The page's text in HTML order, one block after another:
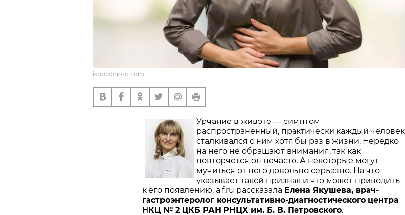
istockphoto.com
Урчание в животе — симптом
распространенный, практически каждый человек
сталкивался с ним хотя бы раз в жизни. Нередко
на него не обращают внимания, так как
повторяется он нечасто. А некоторые могут
мучиться от него довольно серьезно. На что
указывает такой признак и что может приводить
к его появлению, aif.ru рассказала Елена Якушева, врач-
гастроэнтеролог консультативно-диагностического центра
НКЦ № 2 ЦКБ РАН РНЦХ им. Б. В. Петровского.